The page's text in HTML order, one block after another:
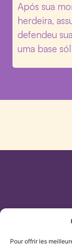
Pour offrir les
Após sua
herdeira,
defendeu
uma base